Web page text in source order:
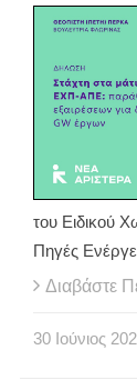
του Ειδικού
Πηγές
Διαβάστε
30 Ιούνιος